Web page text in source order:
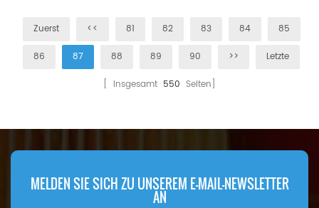
Zuerst << 81 82 83 84 85
86 87 88 89 90 >> Letzte
[ Insgesamt 550 Seiten]
MELDEN SIE SICH ZU UNSEREM E-MAIL-NEWSLETTER
AN